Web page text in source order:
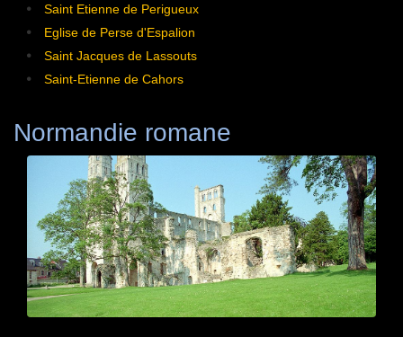
Saint Etienne de Perigueux
Eglise de Perse d'Espalion
Saint Jacques de Lassouts
Saint-Etienne de Cahors
Normandie romane